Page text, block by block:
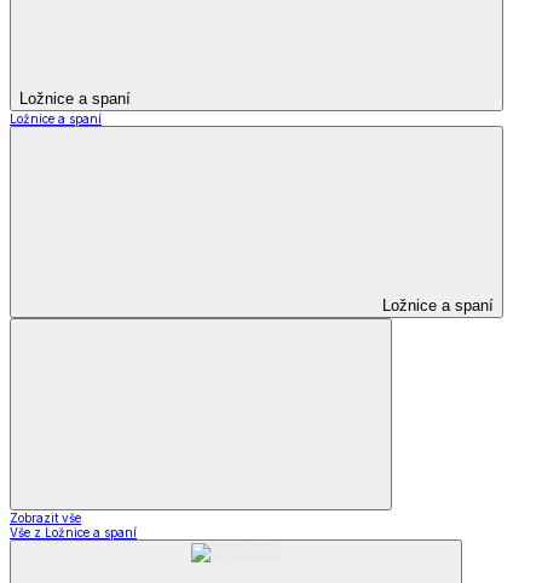
Ložnice a spaní
Ložnice a spaní
Ložnice a spaní
Zobrazit vše
Vše z Ložnice a spaní